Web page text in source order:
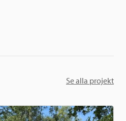
Se alla projekt